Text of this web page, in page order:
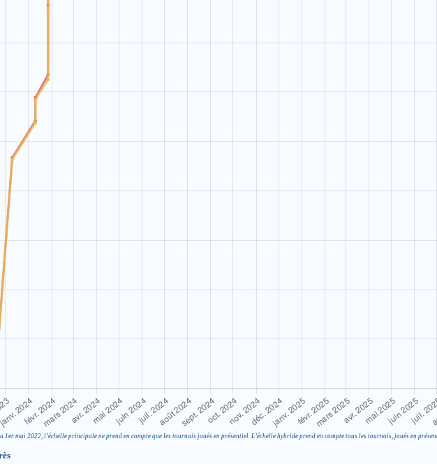
1er mai 2022, l’échelle principale ne prend en compte que les tournois joués en présentiel. L’échelle hybride prend en compte tous les tournois, joués en